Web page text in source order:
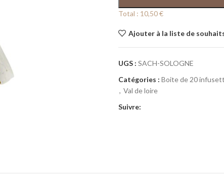
Total : 10,50 €
Ajouter à la liste de
UGS : SACH-SOLOGNE
Catégories : Boite de 20
, Val de loire
Suivre: